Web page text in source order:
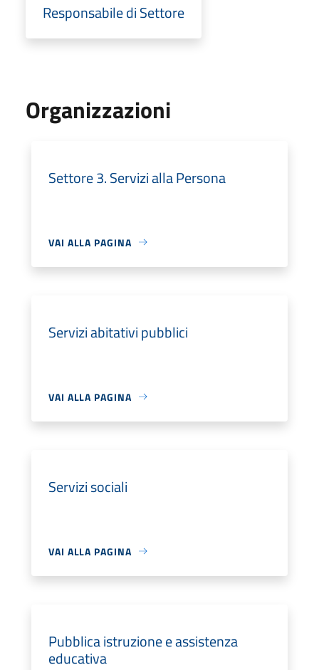
Responsabile di Settore
Organizzazioni
Settore 3. Servizi alla Persona
VAI ALLA PAGINA
Servizi abitativi pubblici
VAI ALLA PAGINA
Servizi sociali
VAI ALLA PAGINA
Pubblica istruzione e assistenza
educativa